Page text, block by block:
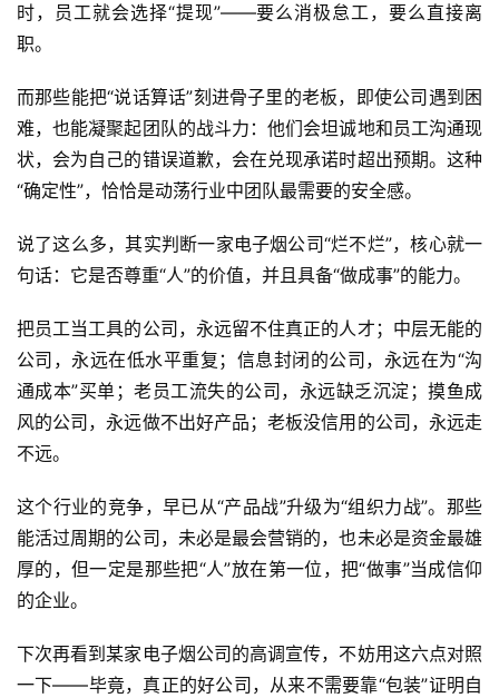
时，员工就会选择“提现”——要么消极怠工，要么直接离
职。
而那些能把“说话算话”刻进骨子里的老板，即使公司遇到困
难，也能凝聚起团队的战斗力：他们会坦诚地和员工沟通现
状，会为自己的错误道歉，会在兑现承诺时超出预期。这种
“确定性”，恰恰是动荡行业中团队最需要的安全感。
说了这么多，其实判断一家电子烟公司“烂不烂”，核心就一
句话：它是否尊重“人”的价值，并且具备“做成事”的能力。
把员工当工具的公司，永远留不住真正的人才；中层无能的
公司，永远在低水平重复；信息封闭的公司，永远在为“沟
通成本”买单；老员工流失的公司，永远缺乏沉淀；摸鱼成
风的公司，永远做不出好产品；老板没信用的公司，永远走
不远。
这个行业的竞争，早已从“产品战”升级为“组织力战”。那些
能活过周期的公司，未必是最会营销的，也未必是资金最雄
厚的，但一定是那些把“人”放在第一位，把“做事”当成信仰
的企业。
下次再看到某家电子烟公司的高调宣传，不妨用这六点对照
一下——毕竟，真正的好公司，从来不需要靠“包装”证明自